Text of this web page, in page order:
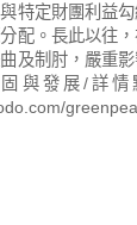
特定財團利益
配。長此以往
及制肘，嚴重
與發展/詳